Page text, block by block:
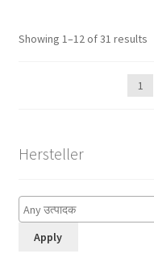
Showing 1–12 of 31 results
1
Hersteller
Apply